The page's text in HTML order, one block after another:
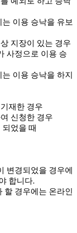
이용 승낙을 유보
지장이 있는 경우
사정으로 이용 승
이용 승낙을 하지
재한 경우
신청한 경우
었을 때
변경되었을 경우에
합니다.
할 경우에는 온라인